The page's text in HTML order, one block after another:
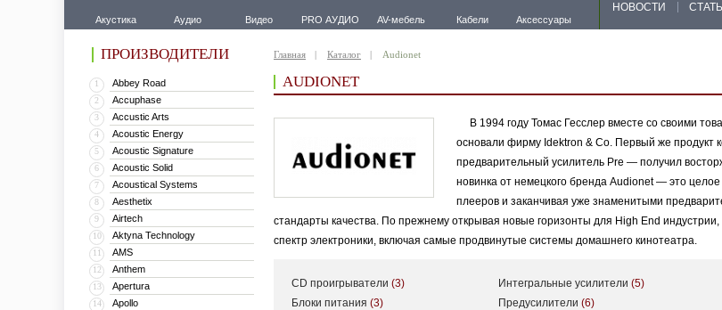
Акустика Аудио Видео PRO АУДИО AV-мебель Кабели Аксессуары
НОВОСТИ
ПРОИЗВОДИТЕЛИ
1 Abbey Road
2 Accuphase
3 Accustic Arts
4 Acoustic Energy
5 Acoustic Signature
6 Acoustic Solid
7 Acoustical Systems
8 Aesthetix
9 Airtech
10 Aktyna Technology
11 AMS
12 Anthem
13 Apertura
14 Apollo
Главная Каталог Audionet
AUDIONET
В 1994 году Томас Гесслер вместе со своими
основали фирму Idektron & Co. Первый же
предварительный усилитель Pre — получил
новинка от немецкого бренда Audionet — это
плееров и заканчивая уже знаменитыми
стандарты качества. По прежнему открывая новые горизонты для High End
спектр электроники, включая самые продвинутые системы домашнего кинотеатра.
CD проигрыватели (3)
Блоки питания (3)
Интегральные усилители (5)
Предусилители (6)